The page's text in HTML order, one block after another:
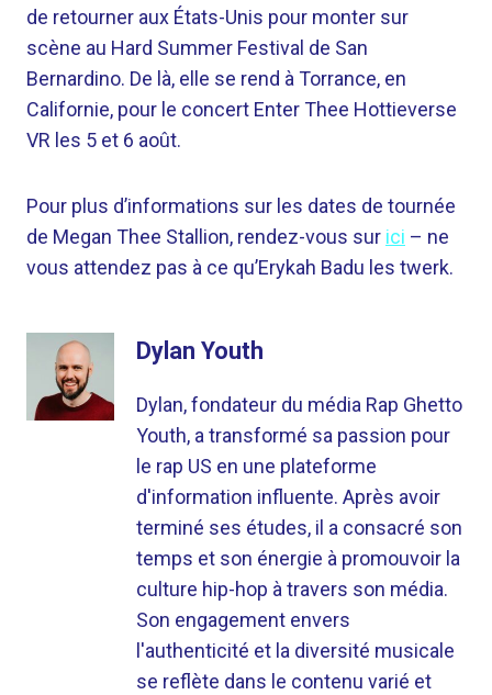
de retourner aux États-Unis pour monter sur
scène au Hard Summer Festival de San
Bernardino. De là, elle se rend à Torrance, en
Californie, pour le concert Enter Thee Hottieverse
VR les 5 et 6 août.
Pour plus d’informations sur les dates de tournée
de Megan Thee Stallion, rendez-vous sur ici – ne
vous attendez pas à ce qu’Erykah Badu les twerk.
Dylan Youth
Dylan, fondateur du média Rap Ghetto
Youth, a transformé sa passion pour
le rap US en une plateforme
d'information influente. Après avoir
terminé ses études, il a consacré son
temps et son énergie à promouvoir la
culture hip-hop à travers son média.
Son engagement envers
l'authenticité et la diversité musicale
se reflète dans le contenu varié et